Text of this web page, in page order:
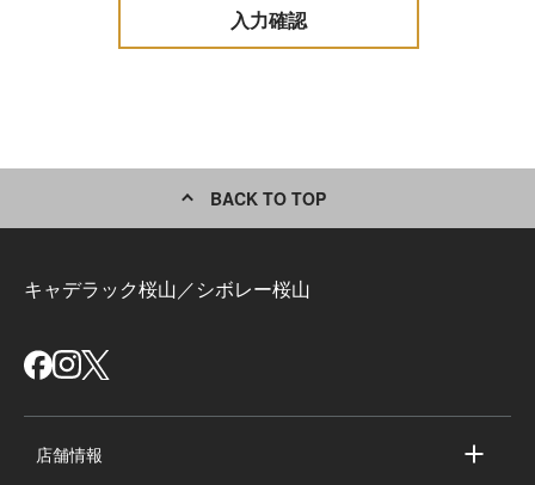
BACK TO TOP
キャデラック桜山／シボレー桜山
店舗情報